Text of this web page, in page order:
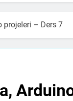
projeleri – Ders 7